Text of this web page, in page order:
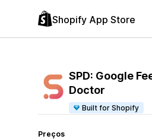
Shopify App Store
SPD: Google
Doctor
Built for Shopify
Preços